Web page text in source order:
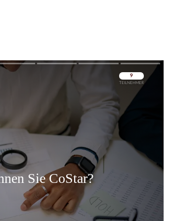
Überspringen
Überspringen